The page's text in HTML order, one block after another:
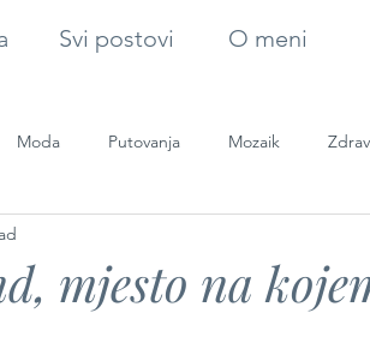
Svi postovi O meni
Moda Putovanja Mozaik
mjesto na